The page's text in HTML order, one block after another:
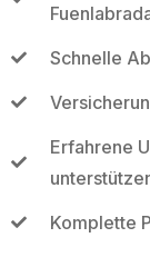
Schnelle
Erfahrene
Komplette